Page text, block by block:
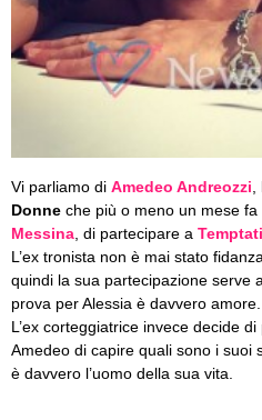
Vi parliamo di Amedeo Andreozzi
Donne che più o meno un mese
Messina , di partecipare a
L’ex tronista non è mai stato
quindi la sua partecipazione serve
prova per Alessia è davvero amore.
L’ex corteggiatrice invece decide
Amedeo di capire quali sono i suoi
è davvero l’uomo della sua vita.